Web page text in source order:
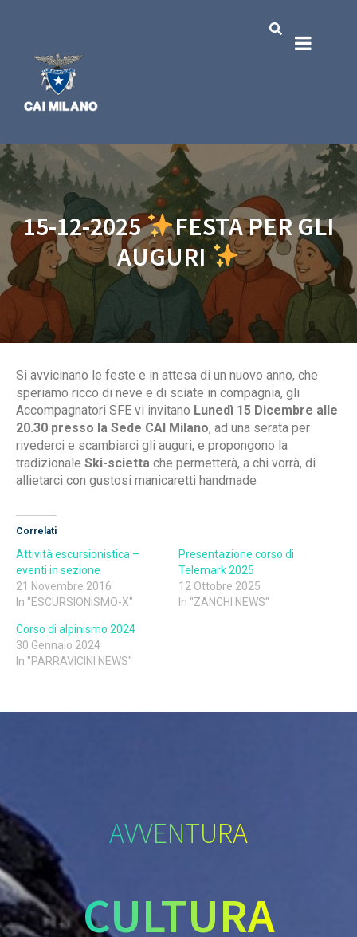
15-12-2025
FESTA PER GLI
AUGURI
Si avvicinano le feste e in attesa di un nuovo anno, che
speriamo ricco di neve e di sciate in compagnia, gli
Accompagnatori SFE vi invitano Lunedì 15 Dicembre alle
20.30 presso la Sede CAI Milano, ad una serata per
rivederci e scambiarci gli auguri, e propongono la
tradizionale Ski-scietta che permetterà, a chi vorrà, di
allietarci con gustosi manicaretti handmade
Correlati
Attività escursionistica –
eventi in sezione
21 Novembre 2016
In "ESCURSIONISMO-X"
Presentazione corso di
Telemark 2025
12 Ottobre 2025
In "ZANCHI NEWS"
Corso di alpinismo 2024
30 Gennaio 2024
In "PARRAVICINI NEWS"
AVVENTURA
CULTURA